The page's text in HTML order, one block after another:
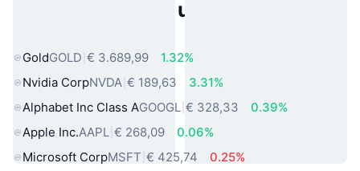
Populaire activa uit de echte
GoldGOLD € 3.689,99
1.32%
Nvidia CorpNVDA € 189,63
3.31%
Alphabet Inc Class AGOOGL € 328,33
0.39%
Apple Inc.AAPL € 268,09
0.06%
Microsoft CorpMSFT € 425,74
0.25%